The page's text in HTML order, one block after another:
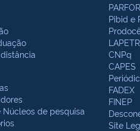
Núcleos de pesquisa
PARFOR
Pibid e
CNPq
CAPES
FADEX
FINEP
Site